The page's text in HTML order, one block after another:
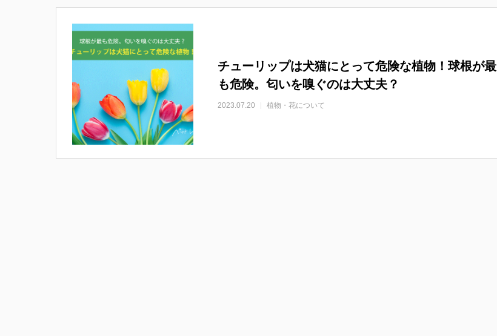
チューリップは犬猫にとって危険な植物！球根が最
も危険。匂いを嗅ぐのは大丈夫？
2023.07.20 植物・花について